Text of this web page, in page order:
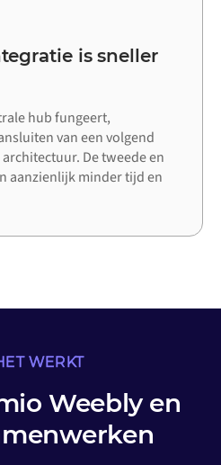
is sneller
hub fungeert,
van een volgend
De tweede en
aanzienlijk minder tijd en
WERKT
Weebly en